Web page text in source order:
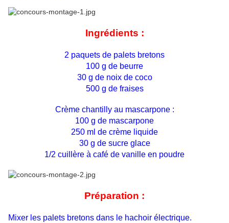
Ingrédients :
2 paquets de palets bretons
100 g de beurre
30 g de noix de coco
500 g de fraises
Crème chantilly au mascarpone :
100 g de mascarpone
250 ml de crème liquide
30 g de sucre glace
1/2 cuillère à café de vanille en poudre
Préparation :
Mixer les palets bretons dans le hachoir électrique.